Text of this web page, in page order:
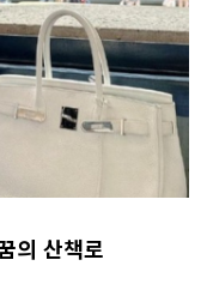
의 산책로